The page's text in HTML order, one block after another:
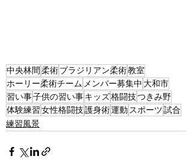
中央林間 柔術ブラジリアン柔術教室
ホーリー柔術チーム メンバー募集中 大和市
習い事子供の習い事キッズ格闘技つきみ野
体験練習女性格闘技護身術運動 スポーツ試合
練習風景